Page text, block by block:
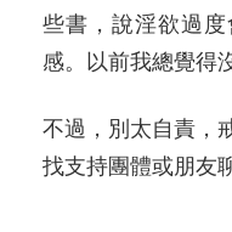
些書，說淫欲過
感。以前我總覺得
不過，別太自責，
找支持團體或朋友